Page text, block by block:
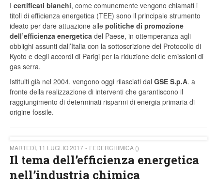
I certificati bianchi, come comunemente vengono chiamati i
titoli di efficienza energetica (TEE) sono il principale strumento
ideato per dare attuazione alle politiche di promozione
dell’efficienza energetica del Paese, in ottemperanza agli
obblighi assunti dall’Italia con la sottoscrizione del Protocollo di
Kyoto e degli accordi di Parigi per la riduzione delle emissioni di
gas serra.
Istituiti già nel 2004, vengono oggi rilasciati dal GSE S.p.A. a
fronte della realizzazione di interventi che garantiscono il
raggiungimento di determinati risparmi di energia primaria di
origine fossile.
MARTEDÌ, 11 LUGLIO 2017 FEDERCHIMICA ()
Il tema dell’efficienza energetica
nell’industria chimica